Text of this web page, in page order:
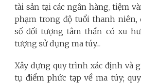
tài sản tại các ngân hàng, tiệm
phạm trong độ tuổi thanh niên,
số đối tượng tâm thần có xu
tượng sử dụng ma túy....
Xây dựng quy trình xác định và
tụ điểm phức tạp về ma túy;